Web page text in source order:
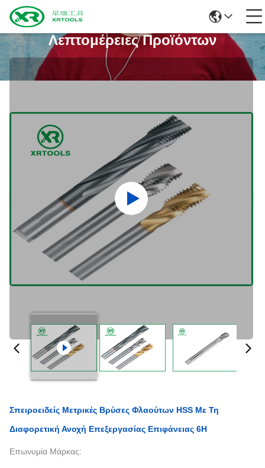
Λεπτομέρειες Προϊόντων
Σπειροειδείς Μετρικές Βρύσες Φλαούτων HSS Με Τη
Διαφορετική Ανοχή Επεξεργασίας Επιφάνειας 6H
Επωνυμία Μάρκας: